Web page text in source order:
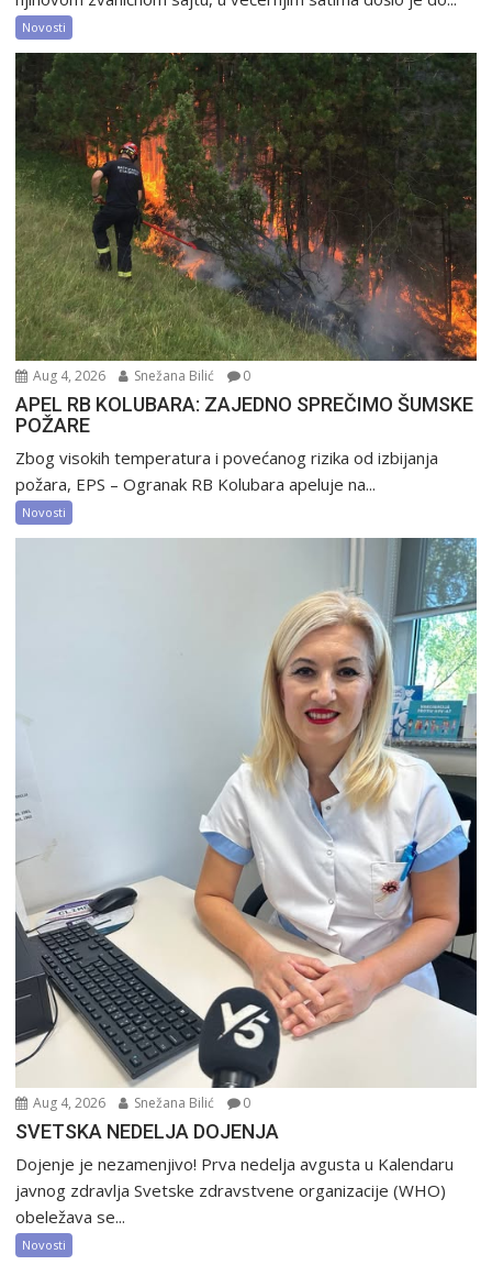
Novosti
Aug 4, 2026 Snežana Bilić 0
APEL RB KOLUBARA: ZAJEDNO SPREČIMO ŠUMSKE
POŽARE
Zbog visokih temperatura i povećanog rizika od izbijanja
požara, EPS – Ogranak RB Kolubara apeluje na...
Novosti
Aug 4, 2026 Snežana Bilić 0
SVETSKA NEDELJA DOJENJA
Dojenje je nezamenjivo! Prva nedelja avgusta u Kalendaru
javnog zdravlja Svetske zdravstvene organizacije (WHO)
obeležava se...
Novosti